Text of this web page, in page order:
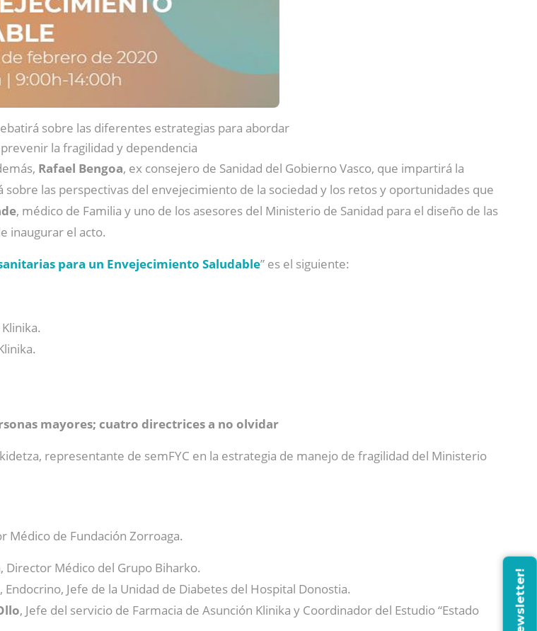
sobre las diferentes estrategias para abordar
la fragilidad y dependencia
Rafael Bengoa, ex consejero de Sanidad del Gobierno Vasco, que impartirá la
las perspectivas del envejecimiento de la sociedad y los retos y oportunidades que
, médico de Familia y uno de los asesores del Ministerio de Sanidad para el diseño de las
inaugurar el acto.
para un Envejecimiento Saludable” es el siguiente:
mayores; cuatro directrices a no olvidar
representante de semFYC en la estrategia de manejo de fragilidad del Ministerio
Médico de Fundación Zorroaga.
Director Médico del Grupo Biharko.
, Endocrino, Jefe de la Unidad de Diabetes del Hospital Donostia.
, Jefe del servicio de Farmacia de Asunción Klinika y Coordinador del Estudio “Estado
¡Newsletter!